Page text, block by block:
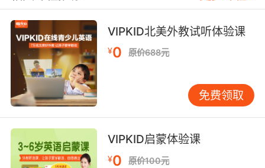
化，晚间演讲比赛则检验输出质量。
二、文化认知拓展：培养全球化视野
语言是文化的载体，VIPKID冬令营特别设置跨文
化理解模块，通过对比中西方节日习俗、历史典
故、价值观差异，帮助学员建立文化敏感性。
在"世界文化拼图"项目中，中国学员与美国、加
拿大同龄人组队，共同完成感恩节与传统春节的
文化研究报告。这种协作不仅提升英语应用能
力，更让学生直观感受文化碰撞产生的思维火
VIPKID北美外教试听体验课
¥0 原价688元
免费领取
VIPKID启蒙体验课
¥0 原价100元